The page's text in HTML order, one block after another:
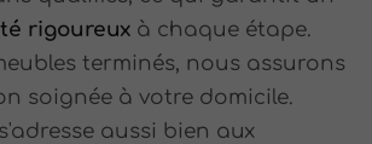
rigoureux à chaque étape.
terminés, nous assurons
soignée à votre domicile.
aussi bien aux